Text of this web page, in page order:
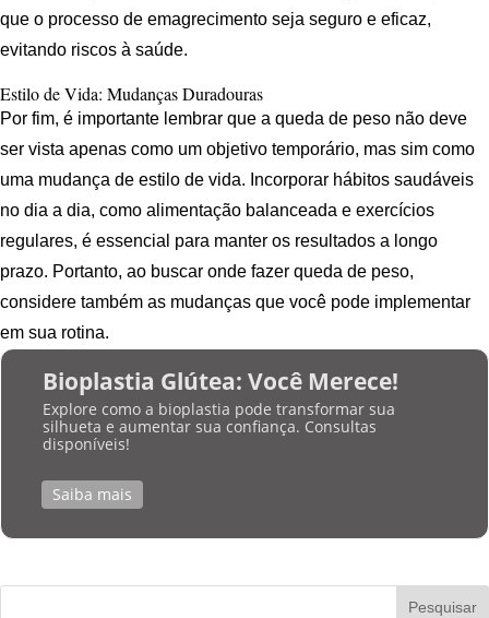
que o processo de emagrecimento seja seguro e eficaz,
evitando riscos à saúde.
Estilo de Vida: Mudanças Duradouras
Por fim, é importante lembrar que a queda de peso não deve
ser vista apenas como um objetivo temporário, mas sim como
uma mudança de estilo de vida. Incorporar hábitos saudáveis
no dia a dia, como alimentação balanceada e exercícios
regulares, é essencial para manter os resultados a longo
prazo. Portanto, ao buscar onde fazer queda de peso,
considere também as mudanças que você pode implementar
em sua rotina.
Bioplastia Glútea: Você Merece!
Explore como a bioplastia pode transformar sua
silhueta e aumentar sua confiança. Consultas
disponíveis!
Saiba mais
Pesquisar